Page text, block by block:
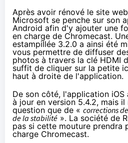
Après avoir rénové le site
Microsoft se penche sur son
Android afin d'y ajouter une
en charge de Chromecast.
estampillée 3.2.0 a ainsi été
vous permettre de diffuser
photos à travers la clé HDMI
suffit de cliquer sur la petite
haut à droite de l'application.
De son côté, l'application iOS
à jour en version 5.4.2, mais
question que de « corrections
de la stabilité ». La société de
pas si cette mouture prendra
charge Chromecast.